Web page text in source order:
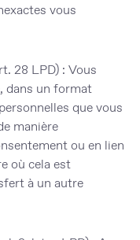
vous
28 LPD) : Vous
dans un format
que vous
manière
ou en lien
où cela est
à un autre